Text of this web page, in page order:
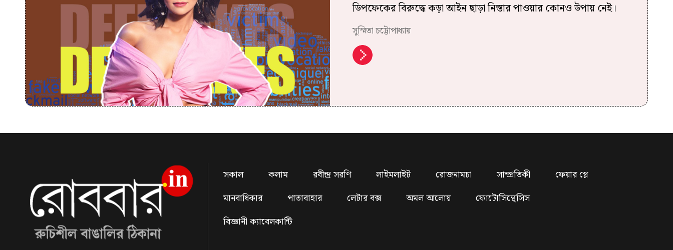
ডিপফেকের বিরুদ্ধে কড়া আইন ছাড়া নিস্তার পাওয়ার কোনও উপায় নেই।
সুস্মিতা চট্টোপাধ্যায়
সকাল কলাম রবীন্দ্র সরণি লাইমলাইট রোজনামচা সাম্প্রতিকী
ফেয়ার প্লে
মানবাধিকার
পাতাবাহার লেটার বক্স অমল আলোয়
ফোটোসিন্থেসিস
বিজ্ঞানী ক্যাবেলকান্টি